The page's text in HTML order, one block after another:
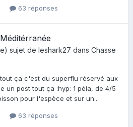
63 réponses
sujet de leshark27 dans Chasse
tout ça c'est du superflu réservé aux
un post tout ça :hyp: 1 péla, de 4/5
pour l'espèce et sur un...
63 réponses